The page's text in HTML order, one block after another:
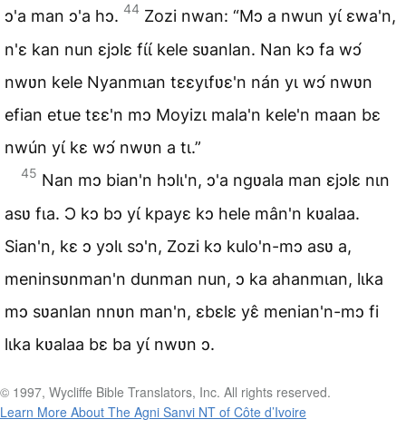
ɔ'a man ɔ'a hɔ. 44 Zozi nwan: “Mɔ a nwun yɩ́ ɛwa'n,
n'ɛ kan nun ɛjɔlɛ fɩ́ɩ́ kele sʋanlan. Nan kɔ fa wɔ́
nwʋn kele Nyanmɩan tɛɛyɩfʋɛ'n nán yɩ wɔ́ nwʋn
efian etue tɛɛ'n mɔ Moyizɩ mala'n kele'n maan bɛ
nwún yɩ́ kɛ wɔ́ nwʋn a tɩ.”
45 Nan mɔ bian'n hɔlɩ'n, ɔ'a ngʋala man ɛjɔlɛ nɩn
asʋ fɩa. Ɔ kɔ bɔ yɩ́ kpayɛ kɔ hele mân'n kʋalaa.
Sian'n, kɛ ɔ yɔlɩ sɔ'n, Zozi kɔ kulo'n-mɔ asʋ a,
meninsʋnman'n dunman nun, ɔ ka ahanmɩan, lɩka
mɔ sʋanlan nnʋn man'n, ɛbɛlɛ yɛ̂ menian'n-mɔ fi
lɩka kʋalaa bɛ ba yɩ́ nwʋn ɔ.
© 1997, Wycliffe Bible Translators, Inc. All rights reserved.
Learn More About The Agni Sanvi NT of Côte d’Ivoire